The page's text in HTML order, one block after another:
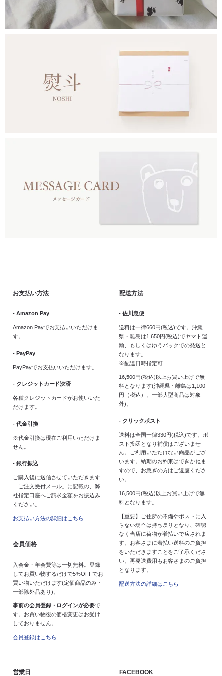
お支払い方法
- Amazon Pay
Amazon Payでお支払いいただけま
す。
- PayPay
PayPayでお支払いいただけます。
- クレジットカード決済
各種クレジットカードがお使いいた
だけます。
- 代金引換
※代金引換は現在ご利用いただけま
せん。
- 銀行振込
ご購入後に送信させていただきます
「ご注文受付メール」に記載の、弊
社指定口座へご請求金額をお振込み
ください。
お支払い方法の詳細はこちら
会員価格
入会金・年会費等は一切無料。登録
してお買い物するだけで5%OFFでお
買い物いただけます(定価商品のみ・
一部除外品あり)。
事前の会員登録・ログインが必要で
す。お買い物後の価格変更はお受け
しておりません。
会員登録はこちら
配送方法
- 佐川急便
送料は一律660円(税込)です。沖縄
県・離島は1,650円(税込)でヤマト運
輸、もしくはゆうパックでの発送と
なります。
※配達日時指定可
16,500円(税込)以上お買い上げで無
料となります(沖縄県・離島は1,100
円（税込）、一部大型商品は対象
外)。
- クリックポスト
送料は全国一律330円(税込)です。ポ
スト投函となり補償はございませ
ん。ご利用いただけない商品がござ
います。納期のお約束はできかねま
すので、お急ぎの方はご遠慮くださ
い。
16,500円(税込)以上お買い上げで無
料となります。
【重要】ご住所の不備やポストに入
らない場合は持ち戻りとなり、確認
なく当店に荷物が着払いで戻されま
す。お客さまに着払い送料のご負担
をいただきますことをご了承くださ
い。再発送費用もお客さまのご負担
となります。
配送方法の詳細はこちら
営業日 FACEBOOK